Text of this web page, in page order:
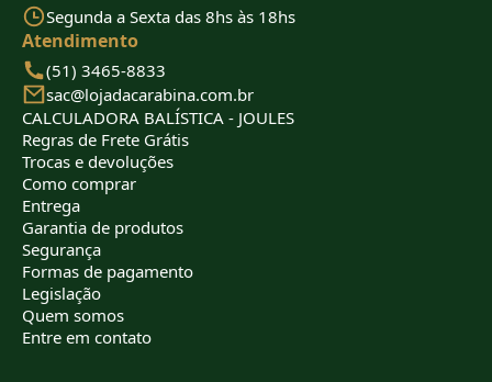
Segunda a Sexta das 8hs às 18hs
Atendimento
(51) 3465-8833
sac@lojadacarabina.com.br
CALCULADORA BALÍSTICA - JOULES
Regras de Frete Grátis
Trocas e devoluções
Como comprar
Entrega
Garantia de produtos
Segurança
Formas de pagamento
Legislação
Quem somos
Entre em contato